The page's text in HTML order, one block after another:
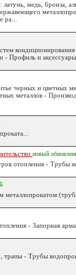
латунь, медь, бронза,
ра...
Профиль и аксессуары
черных и цветных
металлов -
новый
отопления - Трубы
- Запорная
трапы - Трубы